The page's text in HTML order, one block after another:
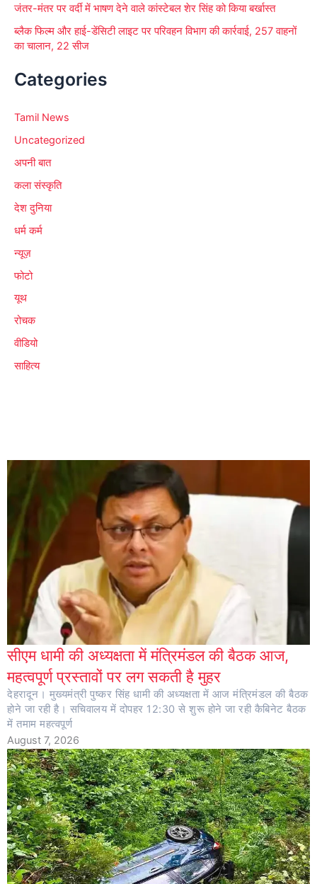
जंतर-मंतर पर वर्दी में भाषण देने वाले कांस्टेबल शेर सिंह को किया बर्खास्त
ब्लैक फिल्म और हाई-डेंसिटी लाइट पर परिवहन विभाग की कार्रवाई, 257 वाहनों
का चालान, 22 सीज
Categories
Tamil News
Uncategorized
अपनी बात
कला संस्कृति
देश दुनिया
धर्म कर्म
न्यूज़
फोटो
यूथ
रोचक
वीडियो
साहित्य
सीएम धामी की अध्यक्षता में मंत्रिमंडल की बैठक आज,
महत्वपूर्ण प्रस्तावों पर लग सकती है मुहर
देहरादून। मुख्यमंत्री पुष्कर सिंह धामी की अध्यक्षता में आज मंत्रिमंडल की बैठक
होने जा रही है। सचिवालय में दोपहर 12:30 से शुरू होने जा रही कैबिनेट बैठक
में तमाम महत्वपूर्ण
August 7, 2026